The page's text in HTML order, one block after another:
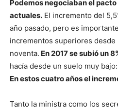
Podemos negociaban el
actuales. El incremento del
año pasado, pero es
incrementos superiores desde
noventa. En 2017 se subió un
hacía desde un suelo muy
En estos cuatro años el
Tanto la ministra como los